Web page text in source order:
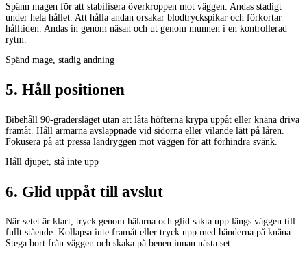
Spänn magen för att stabilisera överkroppen mot väggen. Andas stadigt
under hela hållet. Att hålla andan orsakar blodtryckspikar och förkortar
hålltiden. Andas in genom näsan och ut genom munnen i en kontrollerad
rytm.
Spänd mage, stadig andning
5. Håll positionen
Bibehåll 90-gradersläget utan att låta höfterna krypa uppåt eller knäna driva
framåt. Håll armarna avslappnade vid sidorna eller vilande lätt på låren.
Fokusera på att pressa ländryggen mot väggen för att förhindra svänk.
Håll djupet, stå inte upp
6. Glid uppåt till avslut
När setet är klart, tryck genom hälarna och glid sakta upp längs väggen till
fullt stående. Kollapsa inte framåt eller tryck upp med händerna på knäna.
Stega bort från väggen och skaka på benen innan nästa set.